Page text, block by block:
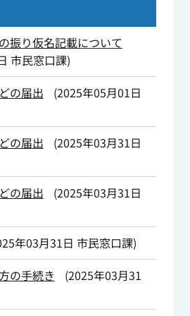
振り仮名記載について
市民窓口課)
の届出
(2025年05月01日
の届出
(2025年03月31日
の届出
(2025年03月31日
年03月31日 市民窓口課)
の手続き
(2025年03月31